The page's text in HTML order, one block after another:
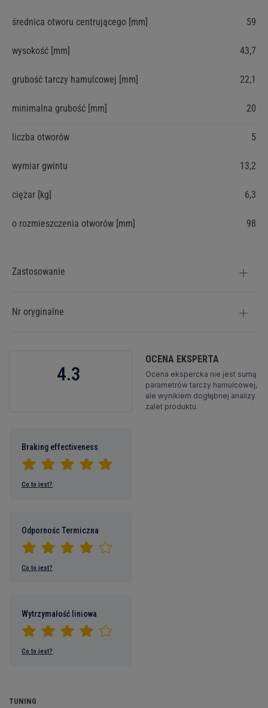
średnica otworu centrującego [mm] 59
wysokość [mm] 43,7
grubość tarczy hamulcowej [mm] 22,1
minimalna grubość [mm] 20
liczba otworów 5
wymiar gwintu 13,2
ciężar [kg] 6,3
o rozmieszczenia otworów [mm] 98
Zastosowanie
Nr oryginalne
4.3
OCENA EKSPERTA
Ocena ekspercka nie jest sumą
parametrów tarczy hamulcowej,
ale wynikiem dogłębnej analizy
zalet produktu.
Braking effectiveness
Co to jest?
Odpornośc Termiczna
Co to jest?
Wytrzymałość liniowa
Co to jest?
TUNING